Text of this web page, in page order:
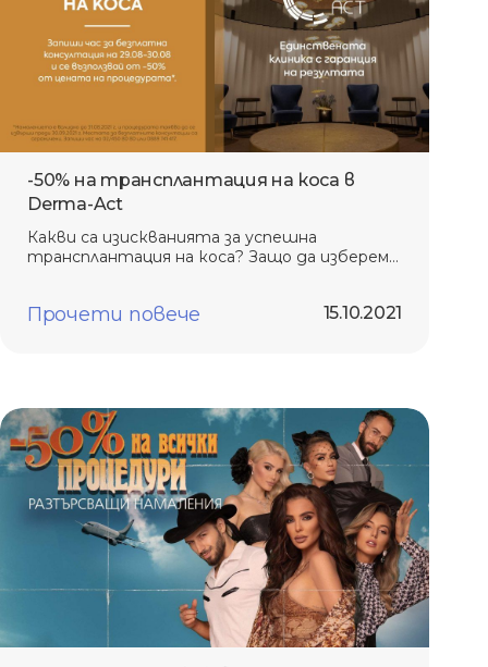
-50% на трансплантация на коса в
Derma-Act
Какви са изискванията за успешна
трансплантация на коса? Защо да изберем
резултатите?
15.10.2021
Прочети повече